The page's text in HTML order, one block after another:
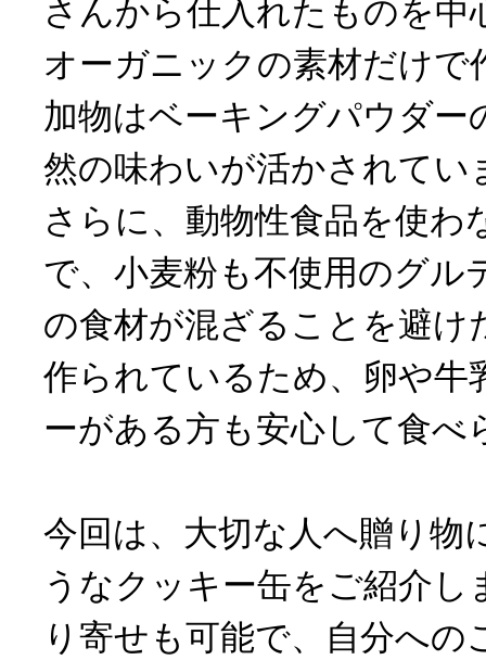
さんから仕入れたものを中
オーガニックの素材だけで
加物はベーキングパウダー
然の味わいが活かされてい
さらに、動物性食品を使わ
で、小麦粉も不使用のグル
の食材が混ざることを避け
作られているため、卵や牛
ーがある方も安心して食べ
今回は、大切な人へ贈り物
うなクッキー缶をご紹介し
り寄せも可能で、自分への